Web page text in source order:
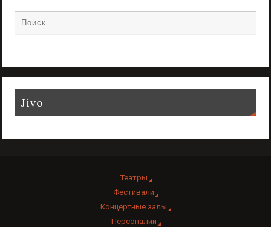
Jivo
Театры
Фестивали
Концертные залы
Персоналии